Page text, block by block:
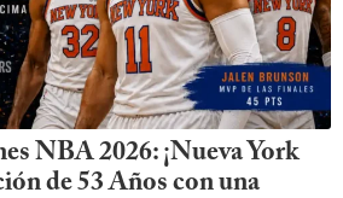
NBA 2026: ¡Nueva York
de 53 Años con una